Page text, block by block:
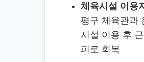
체육시설 이용
평구 체육관과
시설 이용 후
피로 회복